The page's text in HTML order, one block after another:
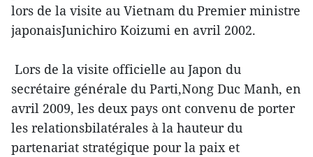
lors de la visite au Vietnam du Premier ministre
japonaisJunichiro Koizumi en avril 2002.
Lors de la visite officielle au Japon du
secrétaire générale du Parti,Nong Duc Manh, en
avril 2009, les deux pays ont convenu de porter
les relationsbilatérales à la hauteur du
partenariat stratégique pour la paix et